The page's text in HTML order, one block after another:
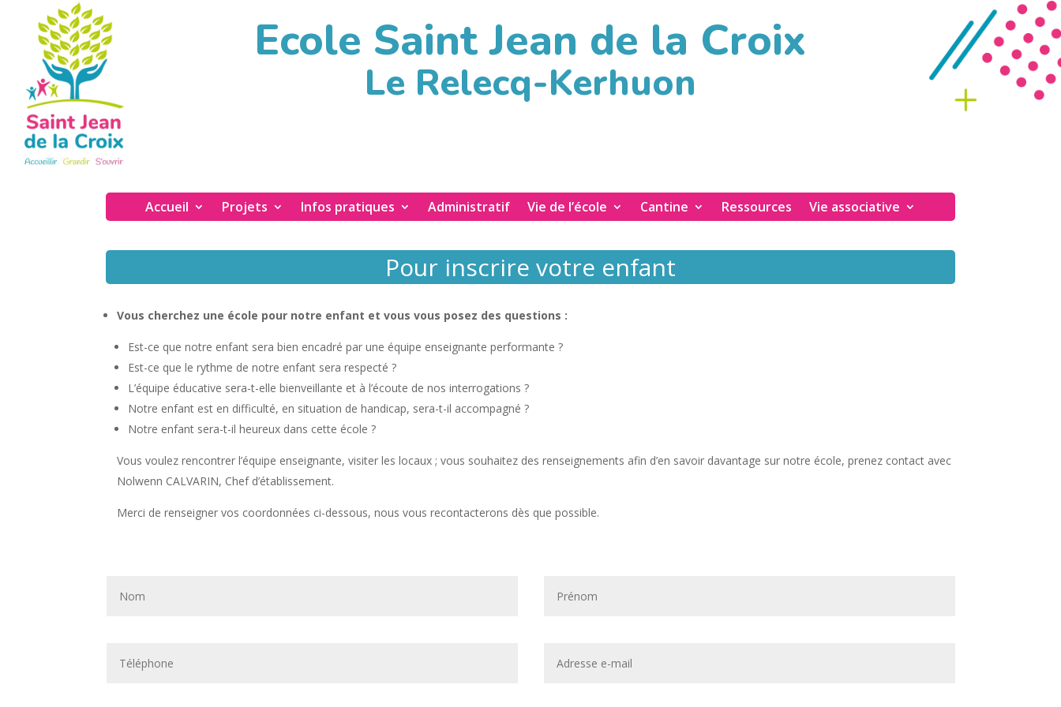
Ecole Saint Jean de la Croix
Le Relecq-Kerhuon
Accueil Projets Infos pratiques Administratif Vie de l’école Cantine Ressources Vie associative
Pour inscrire votre enfant
Vous cherchez une école pour notre enfant et vous vous posez des questions :
Est-ce que notre enfant sera bien encadré par une équipe enseignante performante ?
Est-ce que le rythme de notre enfant sera respecté ?
L’équipe éducative sera-t-elle bienveillante et à l’écoute de nos interrogations ?
Notre enfant est en difficulté, en situation de handicap, sera-t-il accompagné ?
Notre enfant sera-t-il heureux dans cette école ?
Vous voulez rencontrer l’équipe enseignante, visiter les locaux ; vous souhaitez des renseignements afin d’en savoir davantage sur notre école, prenez contact avec
Nolwenn CALVARIN, Chef d’établissement.
Merci de renseigner vos coordonnées ci-dessous, nous vous recontacterons dès que possible.